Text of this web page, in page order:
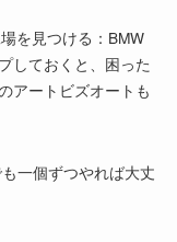
を見つける：BMW
しておくと、困った
アートビズオートも
一個ずつやれば大丈